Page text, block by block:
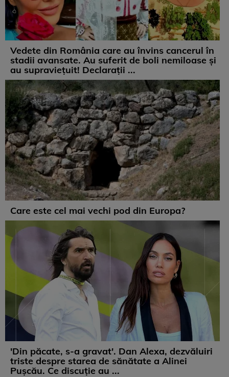
Vedete din România care au învins cancerul în
stadii avansate. Au suferit de boli nemiloase şi
au supravieţuit! Declarații ...
Care este cel mai vechi pod din Europa?
'Din păcate, s-a gravat'. Dan Alexa, dezvăluiri
triste despre starea de sănătate a Alinei
Pușcău. Ce discuție au ...